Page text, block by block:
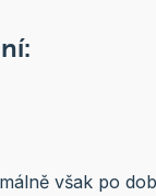
však po